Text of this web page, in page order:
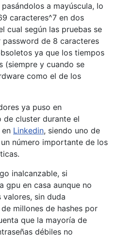
a mayúscula, lo
caracteres^7 en dos
cual según las pruebas se
de 8 caracteres
ya que los tiempos
(siempre y cuando se
como el de los
ya puso en
de cluster durante el
Linkedin, siendo uno de
número importante de los
inalcanzable, si
gpu en casa aunque no
valores, sin duda
millones de hashes por
que la mayoría de
débiles no